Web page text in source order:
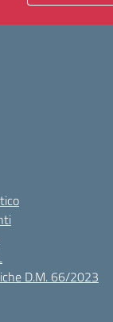
D.M. 66/2023